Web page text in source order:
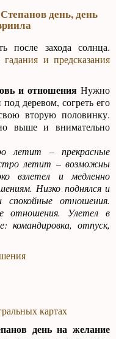
день, день
после захода солнца.
гадания и предсказания
и отношенияНужно
деревом, согреть его
вторую половинку.
выше и внимательно
летит – прекрасные
летит – возможны
взлетел и медленно
Низко поднялся и
отношения.
отношения. Улетел в
командировка, отпуск,
картах
день на желание